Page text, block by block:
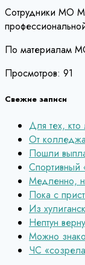
Сотрудники МО
По материалам
Просмотров: 91
Свежие записи
Для тех,
От
Пошли
Спортивный
Медленно,
Пока с
Из
Нептун
Можно
ЧС